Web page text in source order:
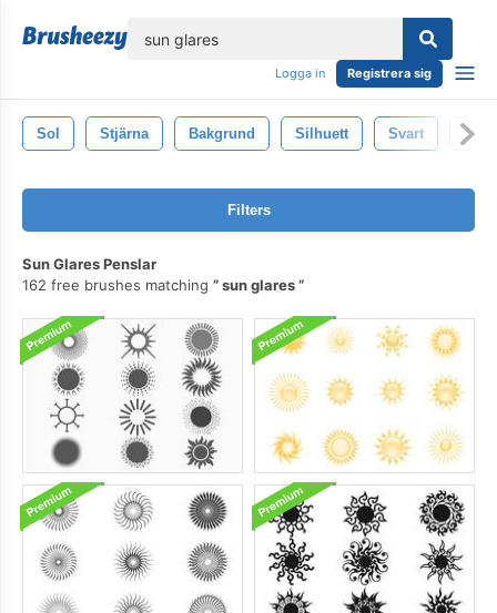
Logga in Registrera sig
Sol Stjärna Bakgrund Silhuett Svart
Filters
Sun Glares Penslar
162 free brushes matching
sun glares